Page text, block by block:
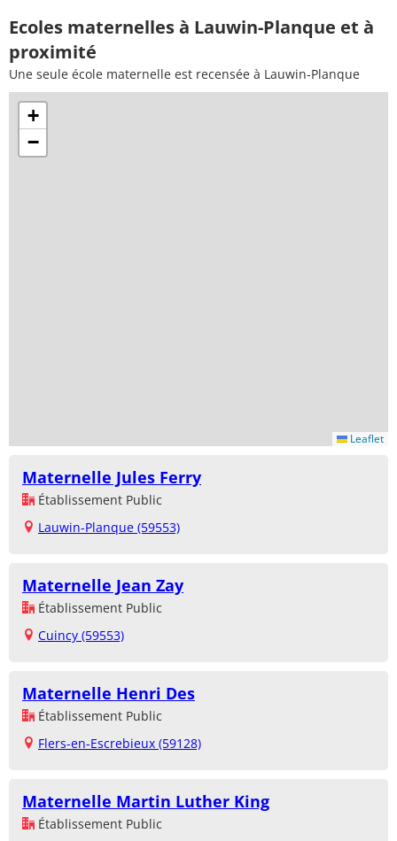
Ecoles maternelles à Lauwin-Planque et à
proximité
Une seule école maternelle est recensée à Lauwin-Planque
+
−
Leaflet
Maternelle Jules Ferry
Établissement Public
Lauwin-Planque (59553)
Maternelle Jean Zay
Établissement Public
Cuincy (59553)
Maternelle Henri Des
Établissement Public
Flers-en-Escrebieux (59128)
Maternelle Martin Luther King
Établissement Public